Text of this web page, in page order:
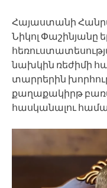
Հայաստանի
Նիկոլ Փաշինյանը
նախկին ռեժիմի
տարրերին
քաղաքակիրթ
հասկանալու